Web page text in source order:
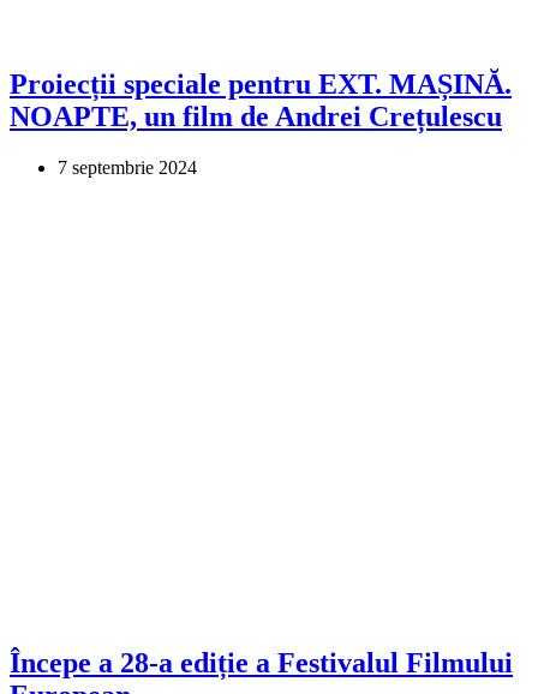
Proiecții speciale pentru EXT. MAȘINĂ.
NOAPTE, un film de Andrei Crețulescu
7 septembrie 2024
Începe a 28-a ediție a Festivalul Filmului